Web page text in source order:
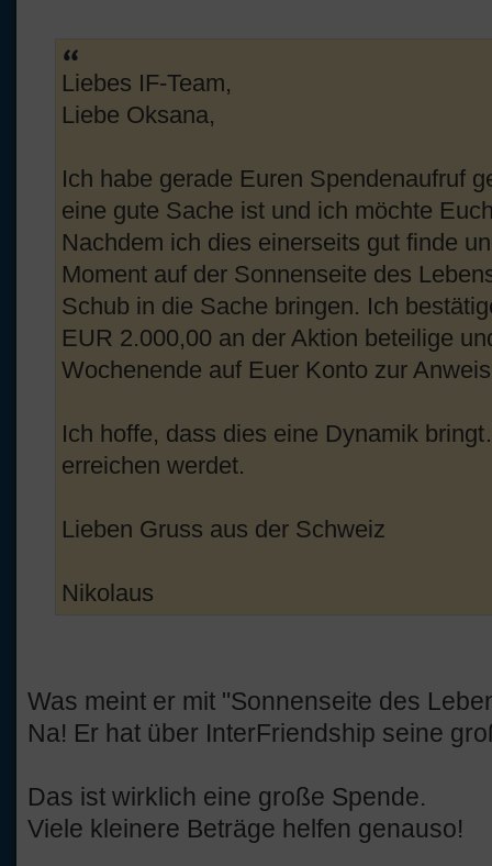
Liebes IF-Team,
Liebe Oksana,
Ich habe gerade Euren Spendenaufruf
eine gute Sache ist und ich möchte
Nachdem ich dies einerseits gut finde
Moment auf der Sonnenseite des
Schub in die Sache bringen. Ich
EUR 2.000,00 an der Aktion beteilige
Wochenende auf Euer Konto zur
Ich hoffe, dass dies eine Dynamik
erreichen werdet.
Lieben Gruss aus der Schweiz
Nikolaus
Was meint er mit "Sonnenseite des
Na! Er hat über InterFriendship seine
Das ist wirklich eine große Spende.
Viele kleinere Beträge helfen genauso!